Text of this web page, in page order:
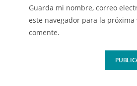
Guarda mi nombre, correo
este navegador para la próxima
comente.